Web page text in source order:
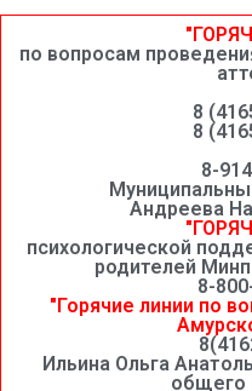
по вопросам
8
8
8-
Андреева
психологической
родителей
8-
"Горячие линии по
Ильина Ольга
общего